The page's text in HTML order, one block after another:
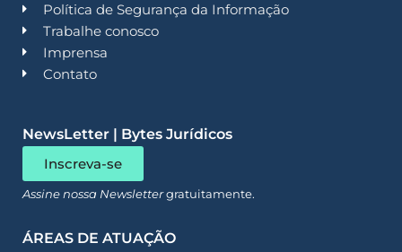
Política de Segurança da Informação
Trabalhe conosco
Imprensa
Contato
NewsLetter | Bytes Jurídicos
Inscreva-se
Assine nossa Newslettergratuitamente.
ÁREAS DE ATUAÇÃO